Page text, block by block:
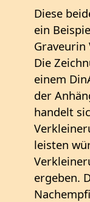
Diese
ein
Graveurin
Die
einem
der
handelt
leisten
ergeben.